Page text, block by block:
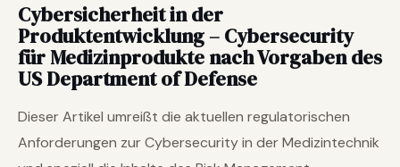
Cybersicherheit in der
Produktentwicklung – Cybersecurity
für Medizinprodukte nach Vorgaben des
US Department of Defense
Dieser Artikel umreißt die aktuellen regulatorischen
Anforderungen zur Cybersecurity in der Medizintechnik